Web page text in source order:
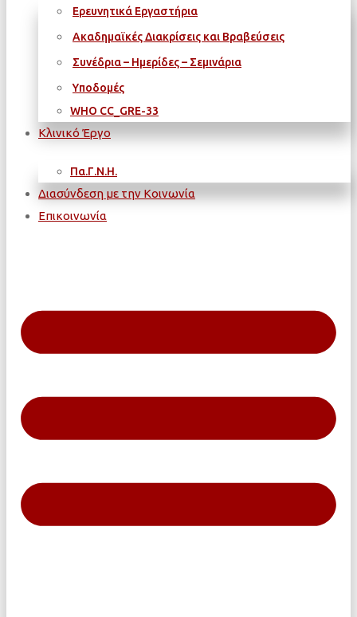
Ερευνητικά Εργαστήρια
Ακαδημαϊκές Διακρίσεις και Βραβεύσεις
Συνέδρια – Ημερίδες – Σεμινάρια
Υποδομές
WΗΟ CC_GRE-33
Κλινικό Έργο
Πα.Γ.Ν.Η.
Διασύνδεση με την Κοινωνία
Επικοινωνία